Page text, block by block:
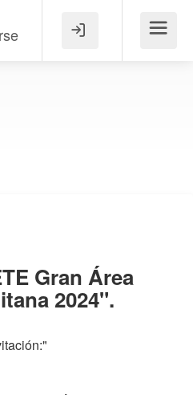
Menú
Gran Área
2024".